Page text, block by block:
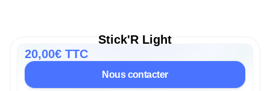
Stick'R Light
20,00€ TTC
Nous contacter